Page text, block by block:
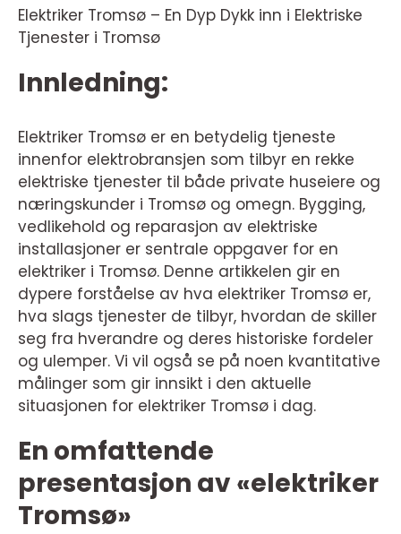
Elektriker Tromsø – En Dyp Dykk inn i Elektriske
Tjenester i Tromsø
Innledning:
Elektriker Tromsø er en betydelig tjeneste
innenfor elektrobransjen som tilbyr en rekke
elektriske tjenester til både private huseiere og
næringskunder i Tromsø og omegn. Bygging,
vedlikehold og reparasjon av elektriske
installasjoner er sentrale oppgaver for en
elektriker i Tromsø. Denne artikkelen gir en
dypere forståelse av hva elektriker Tromsø er,
hva slags tjenester de tilbyr, hvordan de skiller
seg fra hverandre og deres historiske fordeler
og ulemper. Vi vil også se på noen kvantitative
målinger som gir innsikt i den aktuelle
situasjonen for elektriker Tromsø i dag.
En omfattende
presentasjon av «elektriker
Tromsø»